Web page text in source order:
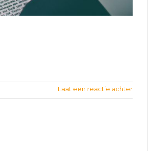
Laat een reactie achter